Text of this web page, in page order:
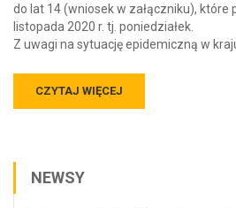
do lat 14 (wniosek w załączniku), które
listopada 2020 r. tj. poniedziałek.
Z uwagi na sytuację epidemiczną w
CZYTAJ WIĘCEJ
NEWSY